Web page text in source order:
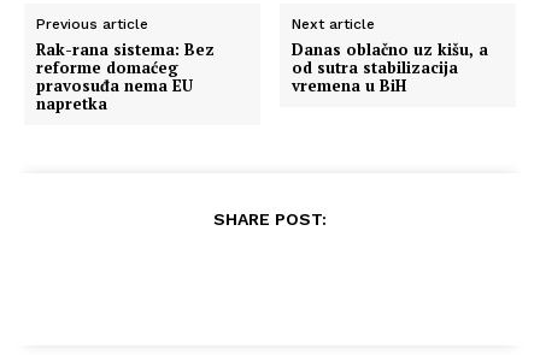
Previous article
Rak-rana sistema: Bez
reforme domaćeg
pravosuđa nema EU
napretka
Next article
Danas oblačno uz kišu, a
od sutra stabilizacija
vremena u BiH
SHARE POST: